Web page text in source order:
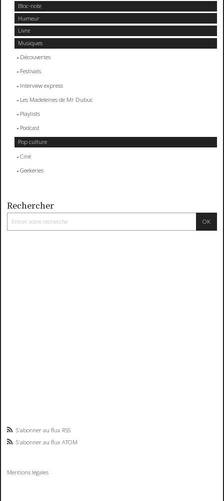
Bloc-note
Humeur
Livre
Musiques
Découvertes
Festivals
Interview express
Les Madeleines de Mr Dubuc
Playlists
Podcast
Pop culture
Ciné
Geekeries
Rechercher
S'abonner au flux RSS
S'abonner au flux ATOM
Mentions légales